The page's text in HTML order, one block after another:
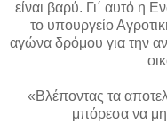
είναι βαρύ. Γι΄ αυτό η
το υπουργείο
αγώνα δρόμου για την
«Βλέποντας τα
μπόρεσα να μη